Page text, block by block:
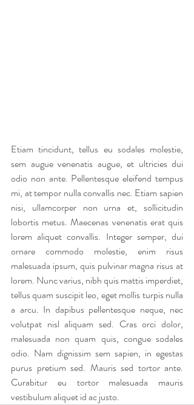
Etiam tincidunt, tellus eu sodales molestie,
sem augue venenatis augue, et ultricies dui
odio non ante. Pellentesque eleifend tempus
mi, at tempor nulla convallis nec. Etiam sapien
nisi, ullamcorper non urna et, sollicitudin
lobortis metus. Maecenas venenatis erat quis
lorem aliquet convallis. Integer semper, dui
ornare commodo molestie, enim risus
malesuada ipsum, quis pulvinar magna risus at
lorem. Nunc varius, nibh quis mattis imperdiet,
tellus quam suscipit leo, eget mollis turpis nulla
a arcu. In dapibus pellentesque neque, nec
volutpat nisl aliquam sed. Cras orci dolor,
malesuada non quam quis, congue sodales
odio. Nam dignissim sem sapien, in egestas
purus pretium sed. Mauris sed tortor ante.
Curabitur eu tortor malesuada mauris
vestibulum aliquet id ac justo.